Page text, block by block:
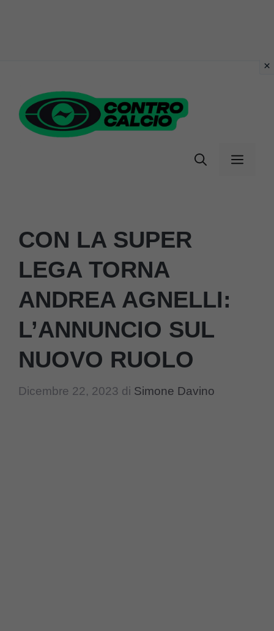
contenuto
Menu
CON LA SUPER
LEGA TORNA
ANDREA AGNELLI:
L’ANNUNCIO SUL
NUOVO RUOLO
Dicembre 22, 2023 di Simone Davino